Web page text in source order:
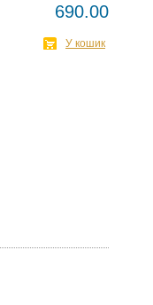
690.00
У кошик